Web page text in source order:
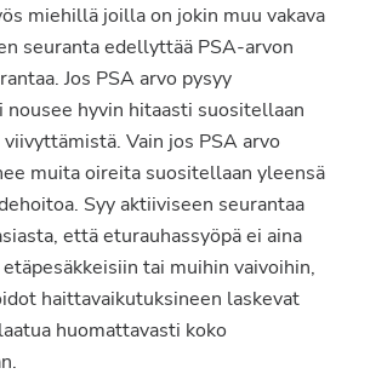
miehillä joilla on jokin muu vakava
seuranta edellyttää PSA-arvon
Jos PSA arvo pysyy
nousee hyvin hitaasti suositellaan
Vain jos PSA arvo
muita oireita suositellaan yleensä
Syy aktiiviseen seurantaa
että eturauhassyöpä ei aina
etäpesäkkeisiin tai muihin vaivoihin,
haittavaikutuksineen laskevat
huomattavasti koko